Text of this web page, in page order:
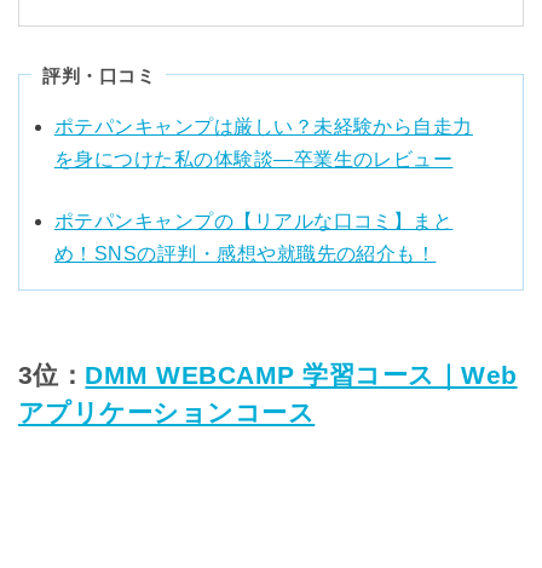
評判・口コミ
ポテパンキャンプは厳しい？未経験から自走力
を身につけた私の体験談―卒業生のレビュー
ポテパンキャンプの【リアルな口コミ】まと
め！SNSの評判・感想や就職先の紹介も！
3位： DMM WEBCAMP 学習コース｜Web
アプリケーションコース